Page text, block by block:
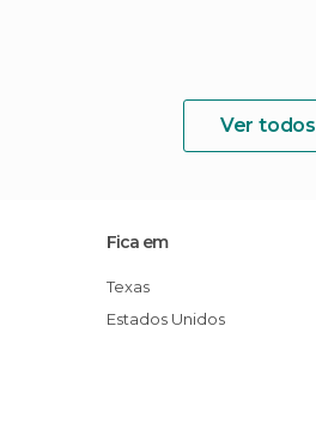
Ver todos
Fica em
Texas
Estados Unidos